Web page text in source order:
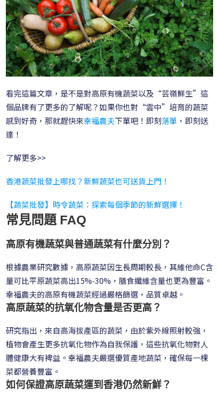
看完這篇文章，是不是對高原有機蔬菜以及“芸嶺鮮生”這
個品牌有了更多的了解呢？如果你也對“雲中”培育的蔬菜
感到好奇，那就趕快來幸福農夫下單吧！即刻落單 ，即刻送
達！
了解更多>>
香港蔬菜批發上哪找？新鮮蔬菜也可送貨上門！
【蔬菜批發】時令蔬菜：探索每個季節的新鮮選擇！
常見問題 FAQ
高原有機蔬菜與普通蔬菜有什麼分別？
根據農業研究數據，高原蔬菜因生長周期較長，其維他命C含
量可比平原蔬菜高出15%-30%，膳食纖維含量也更為豐富。
幸福農夫的高原有機蔬菜經過嚴格篩選，品質卓越。
高原蔬菜的抗氧化物含量是否更高？
研究指出，來自高海拔產區的蔬菜，由於紫外線照射較強，
植物會產生更多抗氧化物作為自我保護，這些抗氧化物對人
體健康大有裨益。幸福農夫嚴選優質產地蔬菜，確保每一棵
菜都營養豐富。
如何保證高原蔬菜運到香港仍然新鮮？